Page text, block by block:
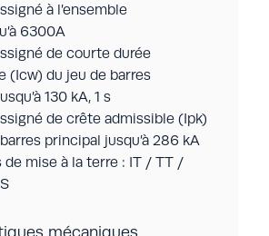
à l’ensemble
6300A
de courte durée
(Icw) du jeu de barres
130 kA, 1 s
de crête admissible (Ipk)
principal jusqu’à 286 kA
de mise à la terre : IT / TT /